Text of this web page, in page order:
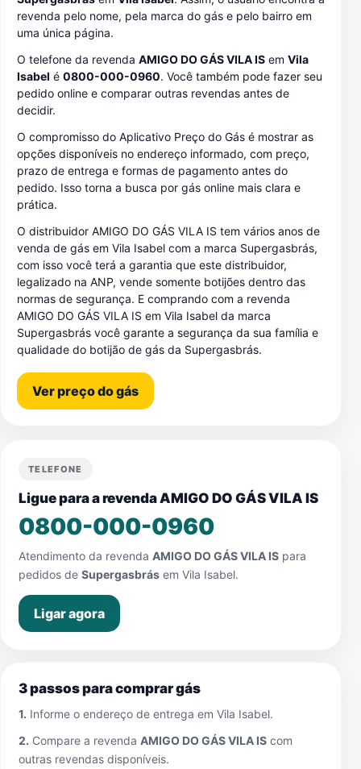
revenda pelo nome, pela marca do gás e pelo bairro em
uma única página.
O telefone da revenda AMIGO DO GÁS VILA IS em Vila
Isabel é 0800-000-0960. Você também pode fazer seu
pedido online e comparar outras revendas antes de
decidir.
O compromisso do Aplicativo Preço do Gás é mostrar as
opções disponíveis no endereço informado, com preço,
prazo de entrega e formas de pagamento antes do
pedido. Isso torna a busca por gás online mais clara e
prática.
O distribuidor AMIGO DO GÁS VILA IS tem vários anos de
venda de gás em Vila Isabel com a marca Supergasbrás,
com isso você terá a garantia que este distribuidor,
legalizado na ANP, vende somente botijões dentro das
normas de segurança. E comprando com a revenda
AMIGO DO GÁS VILA IS em Vila Isabel da marca
Supergasbrás você garante a segurança da sua família e
qualidade do botijão de gás da Supergasbrás.
Ver preço do gás
TELEFONE
Ligue para a revenda AMIGO DO GÁS VILA IS
0800-000-0960
Atendimento da revenda AMIGO DO GÁS VILA IS para
pedidos de Supergasbrás em Vila Isabel.
Ligar agora
3 passos para comprar gás
1. Informe o endereço de entrega em Vila Isabel.
2. Compare a revenda AMIGO DO GÁS VILA IS com
outras revendas disponíveis.